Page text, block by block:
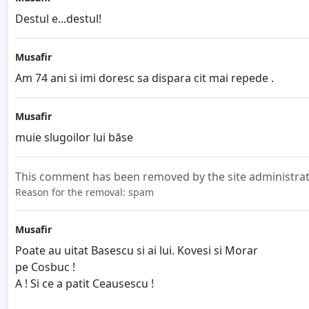
Destul e...destul!
Musafir
Am 74 ani si imi doresc sa dispara cit mai repede .
Musafir
muie slugoilor lui băse
This comment has been removed by the site
Reason for the removal: spam
Musafir
Poate au uitat Basescu si ai lui. Kovesi si Morar
pe Cosbuc !
A ! Si ce a patit Ceausescu !